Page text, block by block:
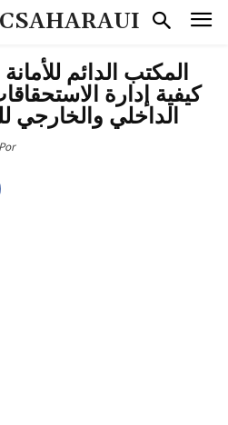
المكتب الدائم
كيفية إدارة
الداخلي والخارجي
Por